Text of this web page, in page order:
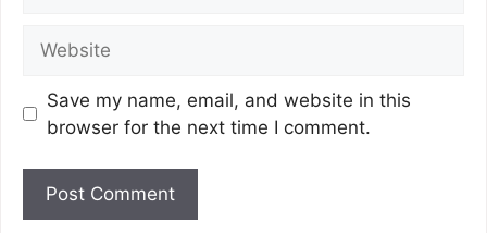
Save my name, email, and website in this
browser for the next time I comment.